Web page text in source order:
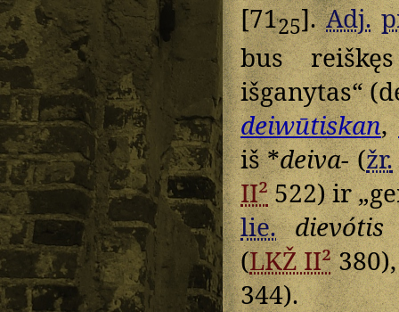
[7125].Adj.
bus
išganytas“
deiwūtiskan,
iš *deiva-(žr.
II²522) ir
lie. dievótis
(LKŽ II²
344).